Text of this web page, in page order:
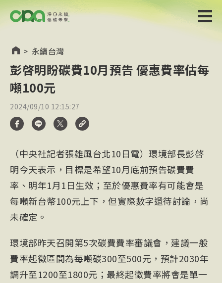
> 永續台灣
彭啓明盼碳費10月預告 優惠費率估每
噸100元
2024/09/10 12:15:27
（中央社記者張雄風台北10日電）環境部長彭啓
明今天表示，目標是希望10月底前預告碳費費
率、明年1月1日生效；至於優惠費率有可能會是
每噸新台幣100元上下，但實際數字還待討論，尚
未確定。
環境部昨天召開第5次碳費費率審議會，建議一般
費率起徵區間為每噸碳300至500元，預計2030年
調升至1200至1800元；最終起徵費率將會是單一